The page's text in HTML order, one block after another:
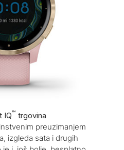
IQ™ trgovina
preuzimanjem
izgleda sata i drugih